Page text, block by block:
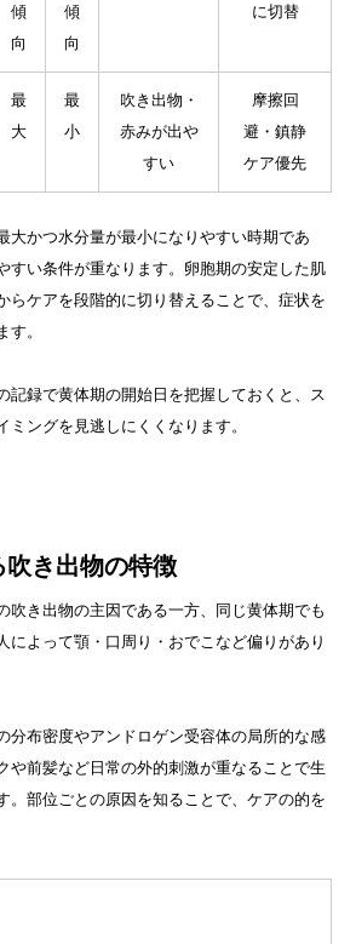
傾
向
傾
向
に切替
最
大
最
小
吹き出物・
赤みが出や
すい
摩擦回
避・鎮静
ケア優先
大かつ水分量が最小になりやすい時期であ
すい条件が重なります。卵胞期の安定した肌
らケアを段階的に切り替えることで、症状を
す。
記録で黄体期の開始日を把握しておくと、ス
ミングを見逃しにくくなります。
き出物の特徴
吹き出物の主因である一方、同じ黄体期でも
によって顎・口周り・おでこなど偏りがあり
分布密度やアンドロゲン受容体の局所的な感
や前髪など日常の外的刺激が重なることで生
。部位ごとの原因を知ることで、ケアの的を